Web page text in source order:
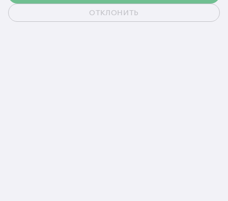
Обсудить проект
ОТКЛОНИТЬ